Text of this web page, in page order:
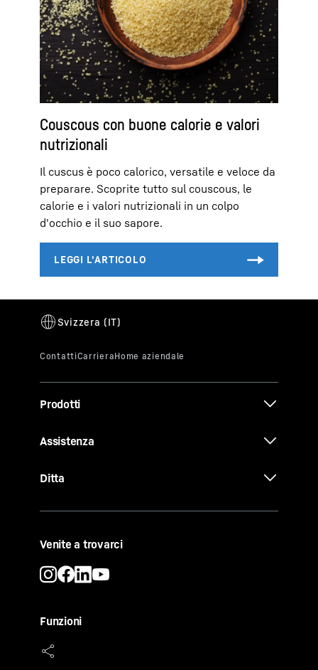
Couscous con buone calorie e valori
nutrizionali
Il cuscus è poco calorico, versatile e veloce da
preparare. Scoprite tutto sul couscous, le
calorie e i valori nutrizionali in un colpo
d'occhio e il suo sapore.
Prodotti
Assistenza
Ditta
Venite a trovarci
Funzioni